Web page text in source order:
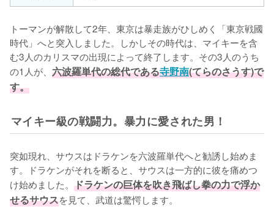
トーマンが解散して2年、東京は暴走族がひしめく「東京戦國
時代」へと突入しました。しかしその時代は、マイキーを含
む3人のカリスマの出現によって終了します。その3人のうち
の1人が、 六波羅単代の総代である寺野南(てらのさうす)で
す。
マイキー級の戦闘力。暴力に愛された男！
突如現れ、サウスはドラケンを六波羅単代へと勧誘し始めま
す。ドラケンがそれを断ると、サウスは一方的に彼を痛めつ
け始めました。 ドラケンの巨体を吹き飛ばし拳の力で浮か
せるサウスを見て、武道は驚愕します。